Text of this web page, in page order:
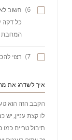
6)
חשוב
כל דקה
המחבת תבשלו
7) רצוי
איך לשדרג את
הקבב הזה הוא
לו קצת עניין,
תיבול טריים